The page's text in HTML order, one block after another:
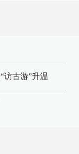
访古游”升温